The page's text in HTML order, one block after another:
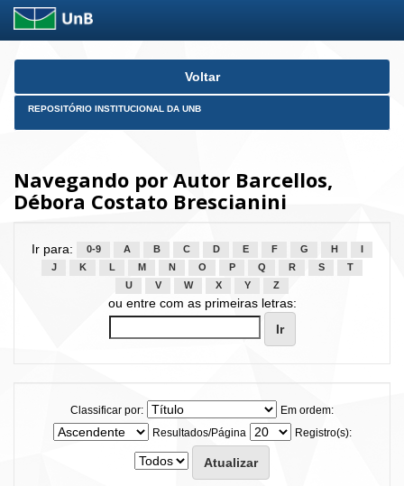
Skip
Voltar
REPOSITÓRIO INSTITUCIONAL DA UNB
Navegando por Autor Barcellos,
Débora Costato Brescianini
Ir para: 0-9 A B C D E F G H
J
K L M N O P Q R S
T
U
V W X Y Z
ou entre com as primeiras letras:
Classificar por:
Em ordem:
Resultados/Página
Registro(s):